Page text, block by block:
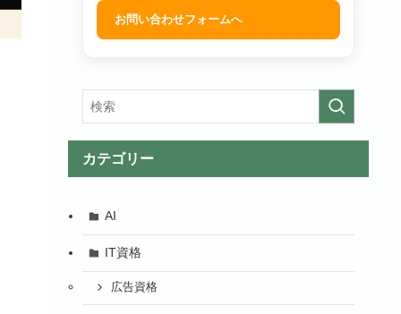
お問い合わせフォームへ
カテゴリー
AI
IT資格
広告資格